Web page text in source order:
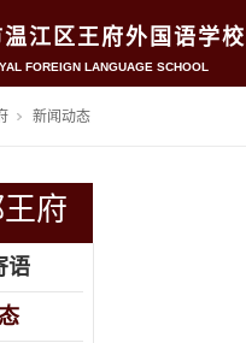
温江区王府外国语学校
FOREIGN LANGUAGE SCHOOL
新闻动态
府
语